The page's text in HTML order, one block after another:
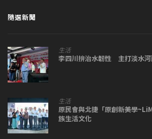
隨選新聞
生活
李四川拚治水韌性 主打淡水河
生活
原民會與北捷「原創新美學
族生活文化